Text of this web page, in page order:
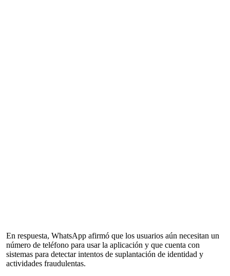
En respuesta, WhatsApp afirmó que los usuarios aún necesitan un
número de teléfono para usar la aplicación y que cuenta con
sistemas para detectar intentos de suplantación de identidad y
actividades fraudulentas.